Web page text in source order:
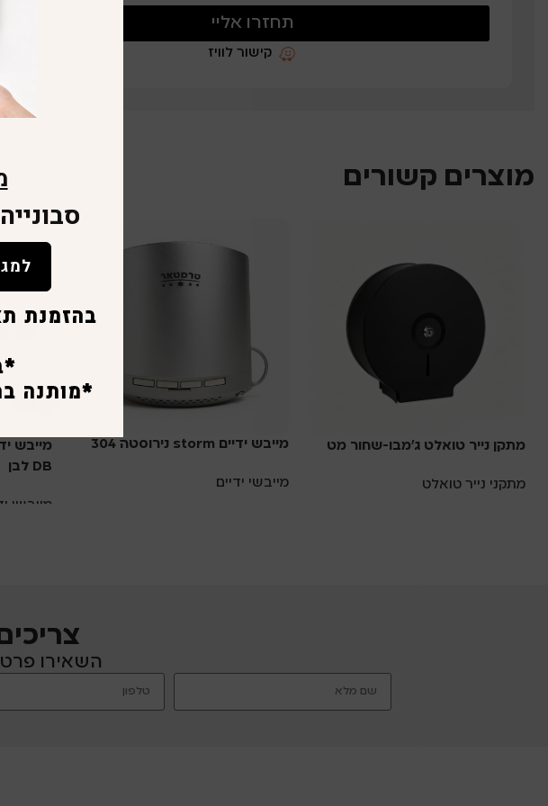
תחזרו אליי
קישור לוויז
מוצרים קשורים
מתקן נייר טואלט ג’מבו-שחור מט
מתקני נייר טואלט
מייבש ידיים storm נירוסטה 304
מייבשי ידיים
DB לבן
מייבשי
השאירו
בהזמנת
*מותנה בהזמנת 5